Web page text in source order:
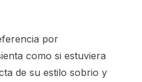
por
como si estuviera
de su estilo sobrio y